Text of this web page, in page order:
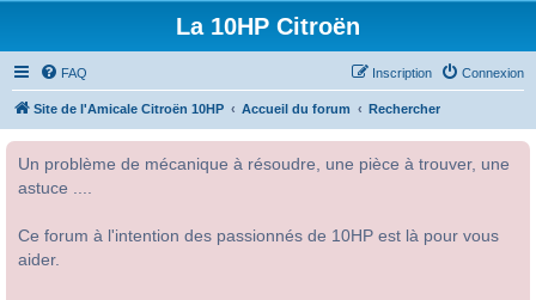
La 10HP Citroën
FAQ Connexion
Inscription
Site de l'Amicale Citroën 10HP Accueil du forum Rechercher
Un problème de mécanique à résoudre, une pièce à trouver, une
astuce ....
Ce forum à l'intention des passionnés de 10HP est là pour vous
aider.